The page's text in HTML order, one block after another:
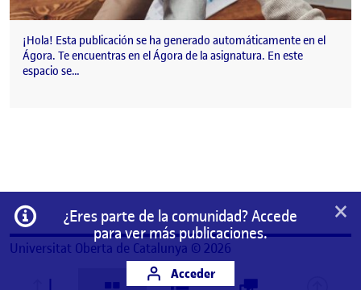
¡Hola! Esta publicación se ha generado automáticamente en el
Ágora. Te encuentras en el Ágora de la asignatura. En este
espacio se…
Información
¿Eres parte de la comunidad? Accede
para ver más publicaciones.
Acceder
×
Universitat Oberta de Catalunya © 2026